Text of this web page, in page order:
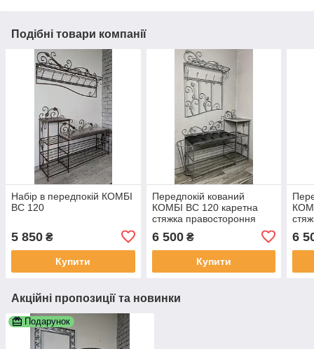
Подібні товари компанії
Набір в передпокій КОМБІ
ВС 120
5 850 ₴
Купити
Передпокій кований
КОМБІ ВС 120 каретна
стяжка правостороння
6 500₴
Купити
6
Акційні пропозиції та новинки
Подарунок